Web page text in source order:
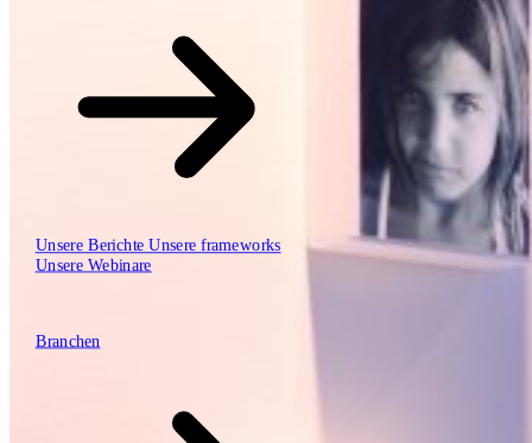
Unsere BerichteUnsere frameworks
Unsere Webinare
Branchen